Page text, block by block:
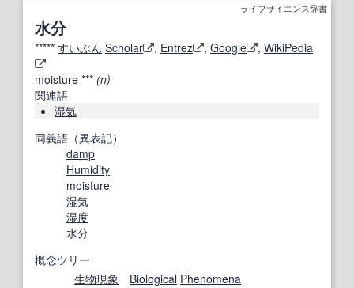
ライフサイエンス辞書
水分
***** すいぶん Scholar , Entrez , Google , WikiPedia
moisture *** (n)
関連語
湿気
同義語（異表記）
damp
Humidity
moisture
湿気
湿度
水分
概念ツリー
生物現象
Biological Phenomena